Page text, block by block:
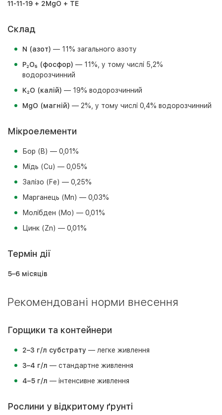
11-11-19 + 2MgO + TE
Склад
N (азот) — 11% загального азоту
P₂O₅ (фосфор) — 11%, у тому числі 5,2%
водорозчинний
K₂O (калій) — 19% водорозчинний
MgO (магній) — 2%, у тому числі 0,4% водорозчинний
Мікроелементи
Бор (B) — 0,01%
Мідь (Cu) — 0,05%
Залізо (Fe) — 0,25%
Марганець (Mn) — 0,03%
Молібден (Mo) — 0,01%
Цинк (Zn) — 0,01%
Термін дії
5–6 місяців
Рекомендовані норми внесення
Горщики та контейнери
2–3 г/л субстрату — легке живлення
3–4 г/л — стандартне живлення
4–5 г/л — інтенсивне живлення
Рослини у відкритому ґрунті